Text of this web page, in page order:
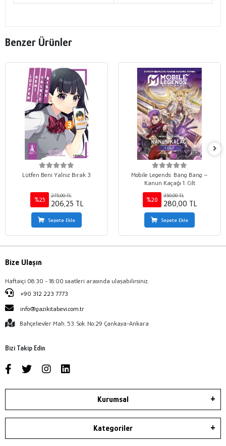
Benzer Ürünler
Lütfen Beni Yalnız Bırak 3
%25
275,00 TL
206,25 TL
Sepete Ekle
Mobile Legends: Bang Bang –
Kanun Kaçağı 1. Cilt
%20
350,00 TL
280,00 TL
Sepete Ekle
Bize Ulaşın
Haftaiçi 08:30 - 18:00 saatleri arasında ulaşabilirsiniz.
+90 312 223 7773
info@gazikitabevi.com.tr
Bahçelievler Mah. 53. Sok. No:29 Çankaya-Ankara
Bizi Takip Edin
Kurumsal
Kategoriler